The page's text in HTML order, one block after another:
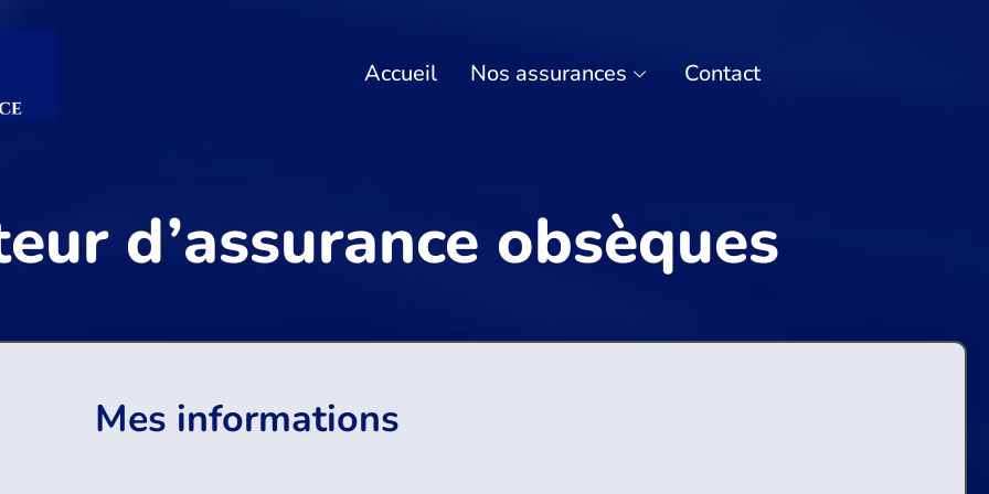
Accueil Nos assurances Contact
d’assurance obsèques
Mes informations